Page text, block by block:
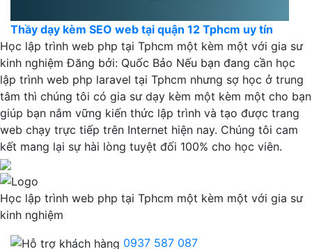
Thầy dạy kèm SEO web tại quận 12 Tphcm uy tín
Học lập trình web php tại Tphcm một kèm một với gia sư
kinh nghiệm Đăng bởi: Quốc Bảo Nếu bạn đang cần học
lập trình web php laravel tại Tphcm nhưng sợ học ở trung
tâm thì chúng tôi có gia sư dạy kèm một kèm một cho bạn
giúp bạn nắm vững kiến thức lập trình và tạo được trang
web chạy trực tiếp trên Internet hiện nay. Chúng tôi cam
kết mang lại sự hài lòng tuyệt đối 100% cho học viên.
Học lập trình web php tại Tphcm một kèm một với gia sư
kinh nghiệm
0937 587 087